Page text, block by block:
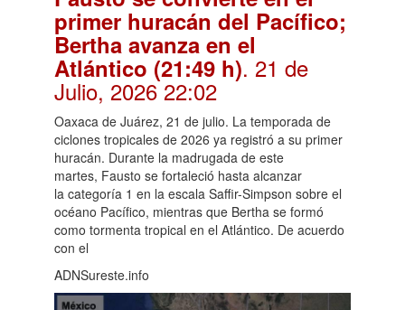
primer huracán del Pacífico;
Bertha avanza en el
Atlántico (21:49 h). 21 de
Julio, 2026 22:02
Oaxaca de Juárez, 21 de julio. La temporada de
ciclones tropicales de 2026 ya registró a su primer
huracán. Durante la madrugada de este
martes, Fausto se fortaleció hasta alcanzar
la categoría 1 en la escala Saffir-Simpson sobre el
océano Pacífico, mientras que Bertha se formó
como tormenta tropical en el Atlántico. De acuerdo
con el
ADNSureste.info